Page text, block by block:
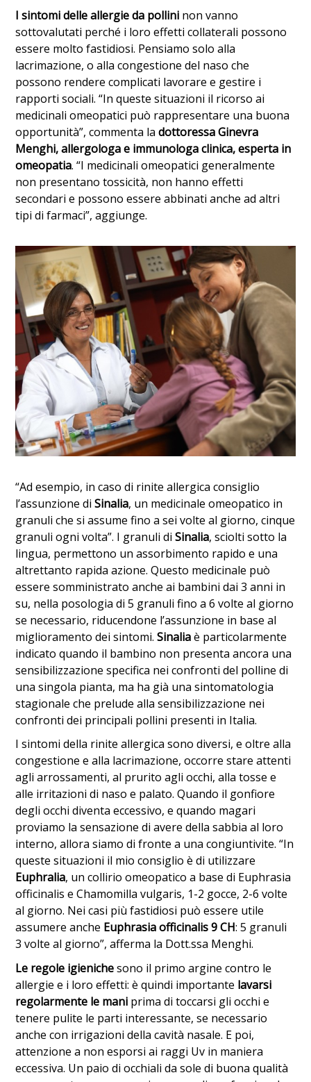
I sintomi delle allergie da pollini non vanno
sottovalutati perché i loro effetti collaterali possono
essere molto fastidiosi. Pensiamo solo alla
lacrimazione, o alla congestione del naso che
possono rendere complicati lavorare e gestire i
rapporti sociali. “In queste situazioni il ricorso ai
medicinali omeopatici può rappresentare una buona
opportunità”, commenta ladottoressa Ginevra
Menghi, allergologa e immunologa clinica, esperta in
omeopatia. “I medicinali omeopatici generalmente
non presentano tossicità, non hanno effetti
secondari e possono essere abbinati anche ad altri
tipi di farmaci”, aggiunge.
“Ad esempio, in caso di rinite allergica consiglio
l’assunzione diSinalia, un medicinale omeopatico in
granuli che si assume fino a sei volte al giorno, cinque
granuli ogni volta”. I granuli diSinalia, sciolti sotto la
lingua, permettono un assorbimento rapido e una
altrettanto rapida azione. Questo medicinale può
essere somministrato anche ai bambini dai 3 anni in
su, nella posologia di 5 granuli fino a 6 volte al giorno
se necessario, riducendone l’assunzione in base al
miglioramento dei sintomi.Sinaliaè particolarmente
indicato quando il bambino non presenta ancora una
sensibilizzazione specifica nei confronti del polline di
una singola pianta, ma ha già una sintomatologia
stagionale che prelude alla sensibilizzazione nei
confronti dei principali pollini presenti in Italia.
I sintomi della rinite allergica sono diversi, e oltre alla
congestione e alla lacrimazione, occorre stare attenti
agli arrossamenti, al prurito agli occhi, alla tosse e
alle irritazioni di naso e palato. Quando il gonfiore
degli occhi diventa eccessivo, e quando magari
proviamo la sensazione di avere della sabbia al loro
interno, allora siamo di fronte a una congiuntivite. “In
queste situazioni il mio consiglio è di utilizzare
Euphralia, un collirio omeopatico a base di Euphrasia
officinalis e Chamomilla vulgaris, 1-2 gocce, 2-6 volte
al giorno. Nei casi più fastidiosi può essere utile
assumere anche Euphrasia officinalis 9 CH: 5 granuli
3 volte al giorno”, afferma la Dott.ssa Menghi.
Le regole igienichesono il primo argine contro le
allergie e i loro effetti: è quindi importante lavarsi
regolarmente le mani prima di toccarsi gli occhi e
tenere pulite le parti interessante, se necessario
anche con irrigazioni della cavità nasale. E poi,
attenzione a non esporsi ai raggi Uv in maniera
eccessiva. Un paio di occhiali da sole di buona qualità